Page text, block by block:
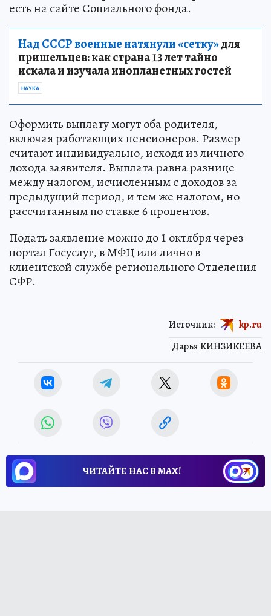
есть на сайте Социального фонда.
Над СССР военные натянули «сетку»для
пришельцев: как страна 13 лет тайно
искала и изучала инопланетных гостей
НАУКА
Оформить выплату могут оба родителя,
включая работающих пенсионеров. Размер
считают индивидуально, исходя из личного
дохода заявителя. Выплата равна разнице
между налогом, исчисленным с доходов за
предыдущий период, и тем же налогом, но
рассчитанным по ставке 6 процентов.
Подать заявление можно до 1 октября через
портал Госуслуг, в МФЦ или лично в
клиентской службе регионального Отделения
СФР.
Дарья КИНЗИКЕЕВА
Источник: kp.ru
ЧИТАЙТЕ НАС В МАХ!